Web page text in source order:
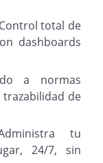
Control total de
dashboards
a normas
de
tu
24/7, sin